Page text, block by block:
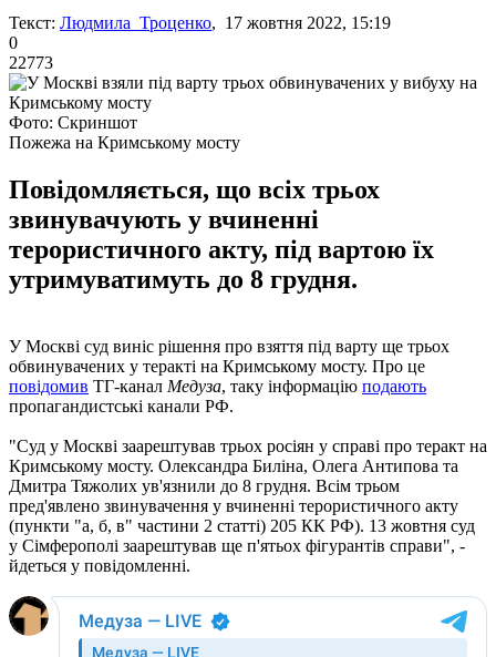
Текст: Людмила Троценко, 17 жовтня 2022, 15:19
0
22773
Фото: Скриншот
Пожежа на Кримському мосту
Повідомляється, що всіх трьох
звинувачують у вчиненні
терористичного акту, під вартою їх
утримуватимуть до 8 грудня.
У Москві суд виніс рішення про взяття під варту ще трьох
обвинувачених у теракті на Кримському мосту. Про це
повідомив ТГ-канал Медуза, таку інформацію подають
пропагандистські канали РФ.
"Суд у Москві заарештував трьох росіян у справі про теракт на
Кримському мосту. Олександра Биліна, Олега Антипова та
Дмитра Тяжолих ув'язнили до 8 грудня. Всім трьом
пред'явлено звинувачення у вчиненні терористичного акту
(пункти "а, б, в" частини 2 статті) 205 КК РФ). 13 жовтня суд
у Сімферополі заарештував ще п'ятьох фігурантів справи", -
йдеться у повідомленні.